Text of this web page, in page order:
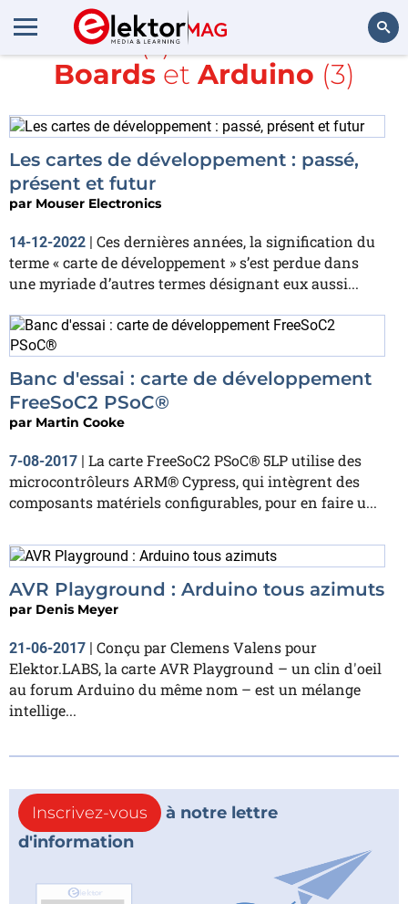
Rechercher
Article(s) avec la balise
Boardset Arduino (3)
Les cartes de développement : passé,
présent et futur
par Mouser Electronics
14-12-2022 | Ces dernières années, la signification du
terme « carte de développement » s’est perdue dans
une myriade d’autres termes désignant eux aussi...
Banc d'essai : carte de développement
FreeSoC2 PSoC®
par Martin Cooke
7-08-2017 | La carte FreeSoC2 PSoC® 5LP utilise des
microcontrôleurs ARM® Cypress, qui intègrent des
composants matériels configurables, pour en faire u...
AVR Playground : Arduino tous azimuts
par Denis Meyer
21-06-2017 | Conçu par Clemens Valens pour
Elektor.LABS, la carte AVR Playground – un clin d'oeil
au forum Arduino du même nom – est un mélange
intellige...
Inscrivez-vous
à notre lettre
d'information